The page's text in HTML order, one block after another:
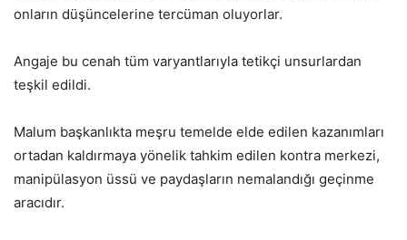
onların düşüncelerine tercüman oluyorlar.
Angaje bu cenah tüm varyantlarıyla tetikçi unsurlardan
teşkil edildi.
Malum başkanlıkta meşru temelde elde edilen kazanımları
ortadan kaldırmaya yönelik tahkim edilen kontra merkezi,
manipülasyon üssü ve paydaşların nemalandığı geçinme
aracıdır.